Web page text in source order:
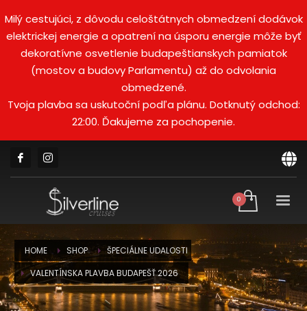
Milý cestujúci, z dôvodu celoštátnych obmedzení dodávok
elektrickej energie a opatrení na úsporu energie môže byť
dekoratívne osvetlenie budapeštianskych pamiatok
(mostov a budovy Parlamentu) až do odvolania
obmedzené.
Tvoja plavba sa uskutoční podľa plánu. Dotknutý odchod:
22:00. Ďakujeme za pochopenie.
HOME SHOP
ŠPECIÁLNE UDALOSTI
VALENTÍNSKA PLAVBA BUDAPEŠŤ 2026